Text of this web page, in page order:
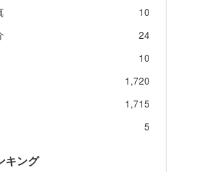
10
24
10
1,720
1,715
5
キング